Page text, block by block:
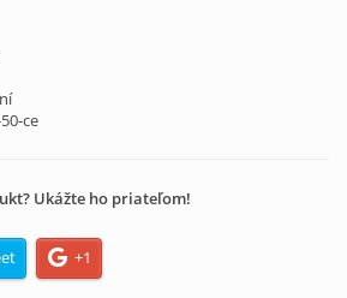
ce
Ukážte ho priateľom!
+1